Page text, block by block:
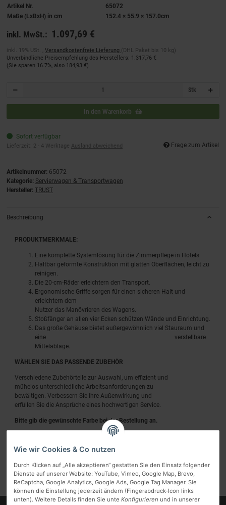
Artikel Nr.
65072
Maße (LxBxH) in cm
152.4 × 55.9 × 157.0cm
inkl. MwSt.: 1.097,69 €
inkl. 19% USt. , Versandkostenfreie Lieferung (DHL Paket bis 10 kg)
Unverbindliche Preisempfehlung des Herstellers: 1.317,76 €
(Sie sparen 16.7%, also 184,93 €)
Stk
In den Warenkorb
Sofort verfügbar
Lieferzeit: 2 - 4 Werktage Ausland abweichend Frage zum Artikel
Artikelnummer: 65072
Kategorie: Servierwagen & Transportwagen
Hersteller: TRUST
Beschreibung
PRODUKTMERKMALE:
Eine komplette Systemlösung für die Zimmerpflege in Hotels.
Haltbar geformte Konstruktion mit glatten Oberflächen, leicht zu
reinigen.
Die 20-cm-Räder erleichtern den Transport.
Ergonomische Griffe sorgen für einen sicheren Halt und
erleichtern dem
Nutzer das Manövrieren des Wagens.
Stoßfänger an allen vier Ecken schützen Wände und Einrichtung.
Das große Gehäuse bietet außergewöhnlich viel Stauraum und
eine verstellbare
Mittelablage.
WÄHLEN SIE DAS PASSENDE ZUBEHÖR
Verschiedene Zubehörteile zur Auswahl, um effizient und
mühelos unterschiedliche Arbeitsanforderungen zu
bewältigen. Verbessern Sie Ihre Außenwirkung und
erfüllen Sie die Ansprüche eines hochwertigen Service.
Bitte gib die gewünschte Farbe bei der Bestellung an.
Wie wir Cookies & Co nutzen
Durch Klicken auf „Alle akzeptieren“ gestatten Sie den Einsatz folgender
Dienste auf unserer Website: YouTube, Vimeo, Google Map, Brevo,
ReCaptcha, Google Analytics, Google Ads, Google Tag Manager. Sie
können die Einstellung jederzeit ändern (Fingerabdruck-Icon links
unten). Weitere Details finden Sie unte Konfigurieren und in unserer